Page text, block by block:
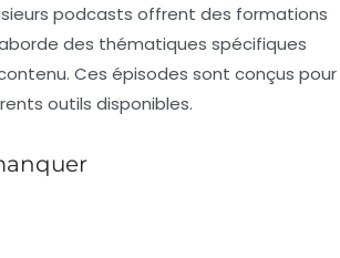
podcasts offrent des formations
des thématiques spécifiques
Ces épisodes sont conçus pour
outils disponibles.